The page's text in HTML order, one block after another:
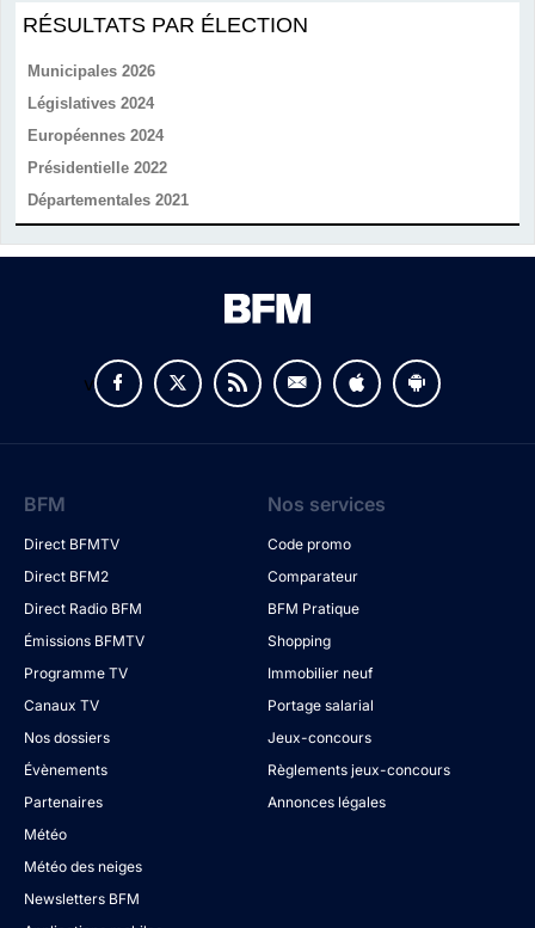
RÉSULTATS PAR ÉLECTION
Municipales 2026
Législatives 2024
Européennes 2024
Présidentielle 2022
Départementales 2021
v
BFM
Direct BFMTV
Direct BFM2
Direct Radio BFM
Émissions BFMTV
Programme TV
Canaux TV
Nos dossiers
Évènements
Partenaires
Météo
Météo des neiges
Newsletters BFM
Nos services
Code promo
Comparateur
BFM Pratique
Shopping
Immobilier neuf
Portage salarial
Jeux-concours
Règlements jeux-concours
Annonces légales